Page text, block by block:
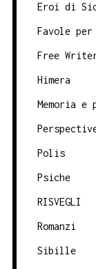
Eroi di
Favole
Free
Himera
Memoria e
Polis
Psiche
RISVEGLI
Romanzi
Sibille